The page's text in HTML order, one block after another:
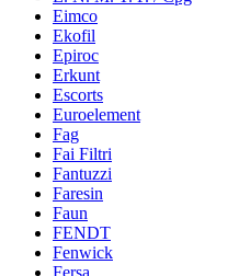
Eimco
Ekofil
Epiroc
Erkunt
Escorts
Euroelement
Fag
Fai Filtri
Fantuzzi
Faresin
Faun
FENDT
Fenwick
Fersa